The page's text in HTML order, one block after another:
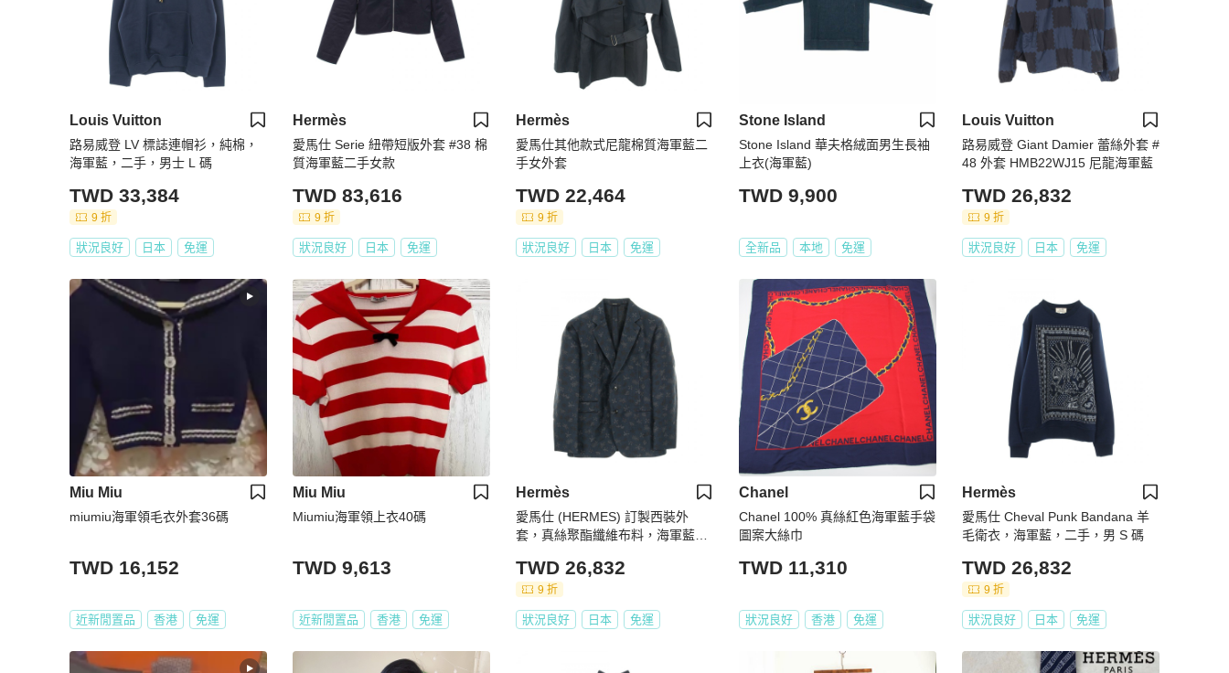
Louis Vuitton
路易威登 LV 標誌連帽衫，純棉，
海軍藍，二手，男士 L 碼
TWD 33,384
9 折
狀況良好 日本 免運
Hermès
愛馬仕 Serie 紐帶短版外套 #38 棉
質海軍藍二手女款
TWD 83,616
9 折
狀況良好 日本 免運
Hermès
愛馬仕其他款式尼龍棉質海軍藍二
手女外套
TWD 22,464
9 折
狀況良好 日本 免運
Stone Island
Stone Island 華夫格絨面男生長袖
上衣(海軍藍)
TWD 9,900
全新品 本地 免運
Louis Vuitton
路易威登 Giant Damier 蕾絲外套 #
48 外套 HMB22WJ15 尼龍海軍藍
TWD 26,832
9 折
狀況良好 日本 免運
Miu Miu
miumiu海軍領毛衣外套36碼
TWD 16,152
近新閒置品 香港 免運
Miu Miu
Miumiu海軍領上衣40碼
TWD 9,613
近新閒置品 香港 免運
Hermès
愛馬仕 (HERMES) 訂製西裝外
套，真絲聚酯纖維布料，海軍藍，
TWD 26,832
9 折
狀況良好 日本 免運
Chanel
Chanel 100% 真絲紅色海軍藍手袋
圖案大絲巾
TWD 11,310
狀況良好 香港 免運
Hermès
愛馬仕 Cheval Punk Bandana 羊
毛衛衣，海軍藍，二手，男 S 碼
TWD 26,832
9 折
狀況良好 日本 免運